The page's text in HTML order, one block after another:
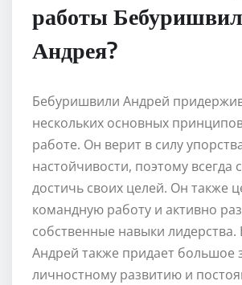
работы
Андрея?
Бебуришвили Андрей
нескольких основных
работе. Он верит в силу
настойчивости, поэтому всегда
достичь своих целей. Он также
командную работу и активно
собственные навыки
Андрей также придает большое
личностному развитию и